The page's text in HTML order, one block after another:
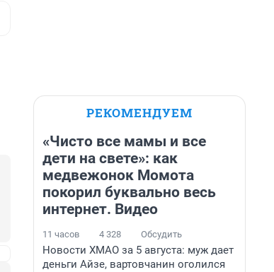
РЕКОМЕНДУЕМ
«Чисто все мамы и все
дети на свете»: как
медвежонок Момота
покорил буквально весь
интернет. Видео
11 часов 4 328 Обсудить
Новости ХМАО за 5 августа: муж дает
деньги Айзе, вартовчанин оголился